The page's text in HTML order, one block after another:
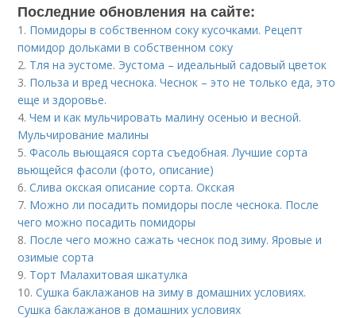
Последние обновления на сайте:
1. Помидоры в собственном соку кусочками. Рецепт
помидор дольками в собственном соку
2. Тля на эустоме. Эустома – идеальный садовый цветок
3. Польза и вред чеснока. Чеснок – это не только еда, это
еще и здоровье.
4.Чем и как мульчировать малину осенью и весной.
Мульчирование малины
5.Фасоль вьющаяся сорта съедобная. Лучшие сорта
вьющейся фасоли (фото, описание)
6.Слива окская описание сорта. Окская
7. Можно ли посадить помидоры после чеснока. После
чего можно посадить помидоры
8. После чего можно сажать чеснок под зиму. Яровые и
озимые сорта
9. Торт Малахитовая шкатулка
10.Сушка баклажанов на зиму в домашних условиях.
Сушка баклажанов в домашних условиях